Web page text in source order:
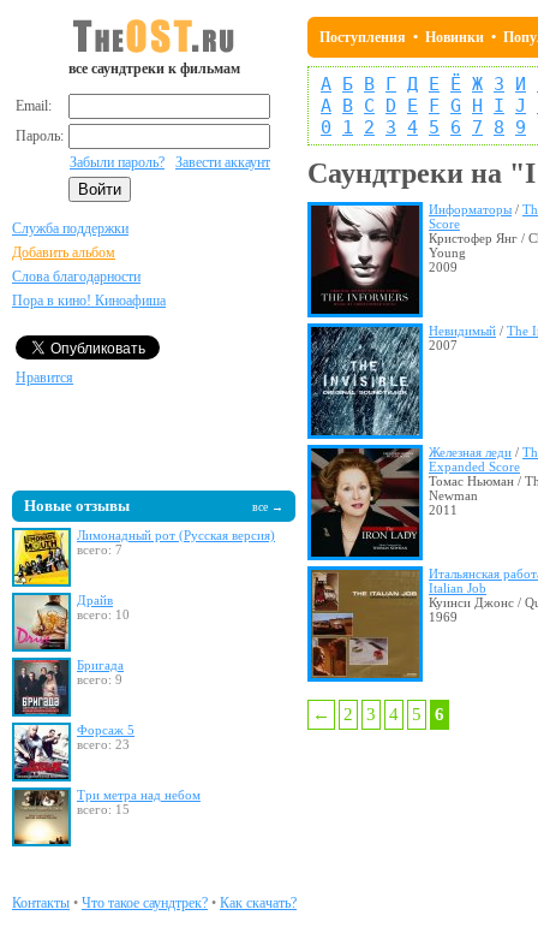
все саундтреки к фильмам
Email:
Пароль:
Забыли пароль?
Завести аккаунт
Служба поддержки
Добавить альбом
Слова благодарности
Пора в кино! Киноафиша
Нравится
Новые отзывы все →
Лимонадный рот (Русская версия)
всего: 7
Драйв
всего: 10
Бригада
всего: 9
Форсаж 5
всего: 23
Три метра над небом
всего: 15
Поступления • Новинки •
А Б В Г Д Е Ё Ж З И
A B C D E F G H I J
0
1 2 3 4 5 6 7 8 9
Саундтреки на
Информаторы /
Score
Кристофер Янг /
Young
2009
Невидимый / The
2007
Железная леди /
Expanded Score
Томас Ньюман /
Newman
2011
Итальянская
Italian Job
Куинси Джонс /
1969
← 2 3 4 5 6
Контакты • Что такое саундтрек? • Как скачать?